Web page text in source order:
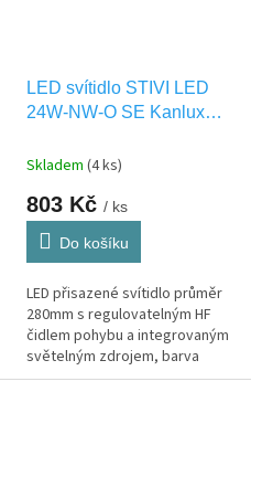
LED svítidlo STIVI LED
24W-NW-O SE Kanlux
Skladem (4 ks)
803 Kč / ks
Do košíku
LED přisazené svítidlo průměr
280mm s regulovatelným HF
čidlem pohybu a integrovaným
světelným zdrojem, barva
světla NW-neutrální bílá. Vhodná